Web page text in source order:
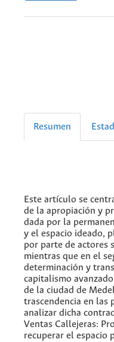
Resumen
Este artículo se
de la apropiación y
dada por la
y el espacio ideado,
por parte de actores
mientras que en el
determinación y
capitalismo
de la ciudad de
trascendencia en las
analizar dicha
Ventas Callejeras:
recuperar el espacio